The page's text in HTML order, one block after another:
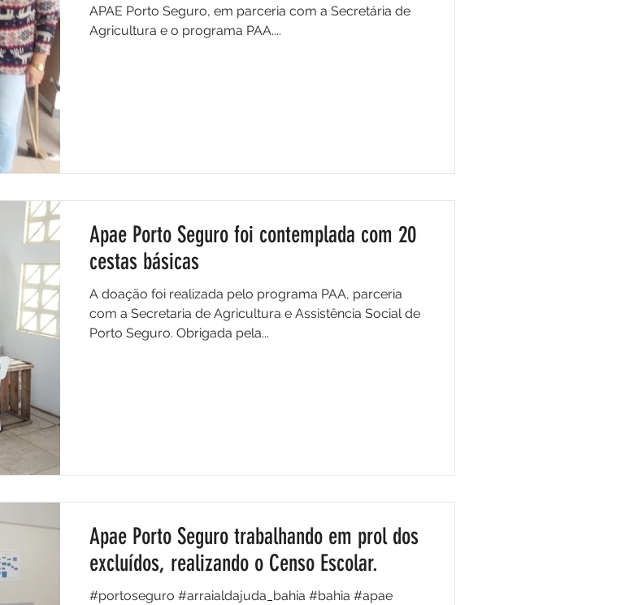
APAE Porto Seguro, em parceria com a Secretária de
Agricultura e o programa PAA....
Apae Porto Seguro foi contemplada com 20
cestas básicas
A doação foi realizada pelo programa PAA, parceria
com a Secretaria de Agricultura e Assistência Social de
Porto Seguro. Obrigada pela...
Apae Porto Seguro trabalhando em prol dos
excluídos, realizando o Censo Escolar.
#portoseguro #arraialdajuda_bahia #bahia #apae